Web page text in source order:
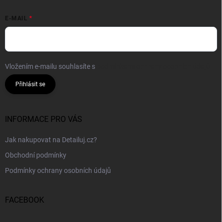
E-MAIL
Vložením e-mailu souhlasíte s
Přihlásit se
INFORMACE PRO VÁS
Jak nakupovat na Detailuj.cz?
Obchodní podmínky
Podmínky ochrany osobních údajů
FACEBOOK